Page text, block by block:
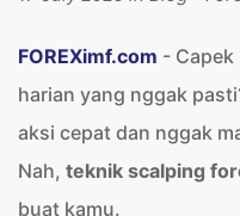
FOREXimf.com -
harian yang nggak
aksi cepat dan nggak
Nah, teknik scalping
buat kamu.